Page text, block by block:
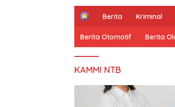
H
m
e
Berita Kriminal
Berita Otomotif Berita
KAMMI NTB